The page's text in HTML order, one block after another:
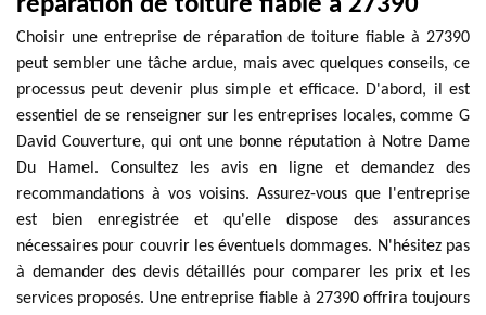
Choisir une entreprise de réparation de toiture fiable à 27390
peut sembler une tâche ardue, mais avec quelques conseils, ce
processus peut devenir plus simple et efficace. D'abord, il est
essentiel de se renseigner sur les entreprises locales, comme G
David Couverture, qui ont une bonne réputation à Notre Dame
Du Hamel. Consultez les avis en ligne et demandez des
recommandations à vos voisins. Assurez-vous que l'entreprise
est bien enregistrée et qu'elle dispose des assurances
nécessaires pour couvrir les éventuels dommages. N'hésitez pas
à demander des devis détaillés pour comparer les prix et les
services proposés. Une entreprise fiable à 27390 offrira toujours